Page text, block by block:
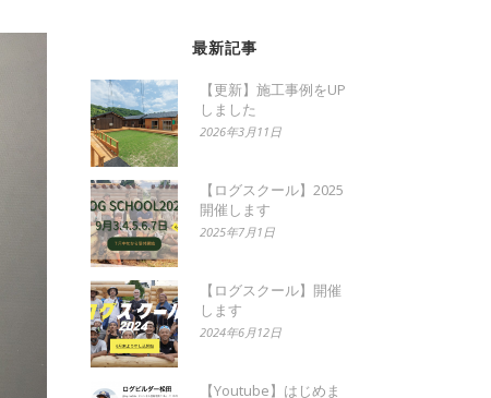
最新記事
【更新】施工事例をUP
しました
2026年3月11日
【ログスクール】2025
開催します
2025年7月1日
【ログスクール】開催
します
2024年6月12日
【Youtube】はじめま